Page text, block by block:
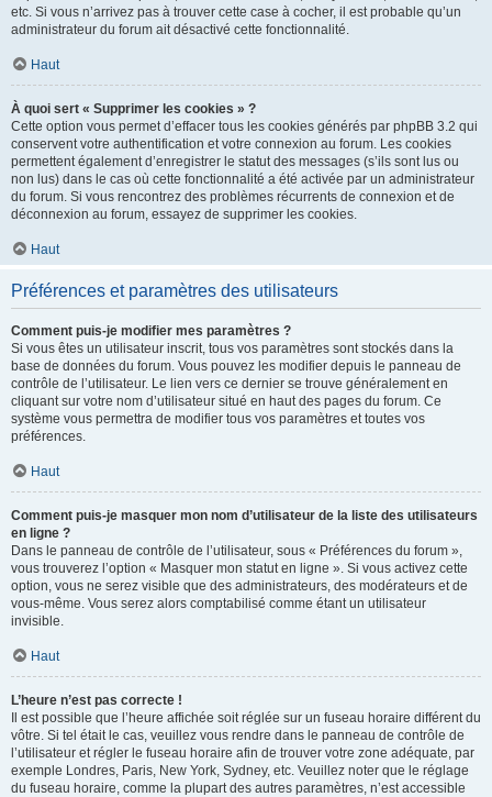
etc. Si vous n’arrivez pas à trouver cette case à cocher, il est probable qu’un
administrateur du forum ait désactivé cette fonctionnalité.
Haut
À quoi sert « Supprimer les cookies » ?
Cette option vous permet d’effacer tous les cookies générés par phpBB 3.2 qui
conservent votre authentification et votre connexion au forum. Les cookies
permettent également d’enregistrer le statut des messages (s’ils sont lus ou
non lus) dans le cas où cette fonctionnalité a été activée par un administrateur
du forum. Si vous rencontrez des problèmes récurrents de connexion et de
déconnexion au forum, essayez de supprimer les cookies.
Haut
Préférences et paramètres des utilisateurs
Comment puis-je modifier mes paramètres ?
Si vous êtes un utilisateur inscrit, tous vos paramètres sont stockés dans la
base de données du forum. Vous pouvez les modifier depuis le panneau de
contrôle de l’utilisateur. Le lien vers ce dernier se trouve généralement en
cliquant sur votre nom d’utilisateur situé en haut des pages du forum. Ce
système vous permettra de modifier tous vos paramètres et toutes vos
préférences.
Haut
Comment puis-je masquer mon nom d’utilisateur de la liste des utilisateurs
en ligne ?
Dans le panneau de contrôle de l’utilisateur, sous « Préférences du forum »,
vous trouverez l’option « Masquer mon statut en ligne ». Si vous activez cette
option, vous ne serez visible que des administrateurs, des modérateurs et de
vous-même. Vous serez alors comptabilisé comme étant un utilisateur
invisible.
Haut
L’heure n’est pas correcte !
Il est possible que l’heure affichée soit réglée sur un fuseau horaire différent du
vôtre. Si tel était le cas, veuillez vous rendre dans le panneau de contrôle de
l’utilisateur et régler le fuseau horaire afin de trouver votre zone adéquate, par
exemple Londres, Paris, New York, Sydney, etc. Veuillez noter que le réglage
du fuseau horaire, comme la plupart des autres paramètres, n’est accessible